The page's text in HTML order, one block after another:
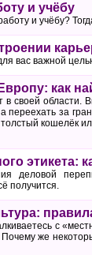
и учёбу
и учёбу?
вас важной
как
своей области.
переехать за
кошелёк
этикета:
деловой
получится.
с
Почему же